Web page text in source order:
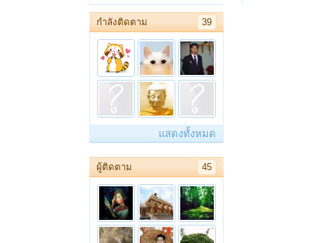
กำลังติดตาม 39
แสดงทั้งหมด
ผู้ติดตาม 45